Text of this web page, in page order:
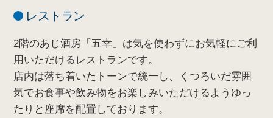
レストラン
2階のあじ酒房「五幸」は気を使わずにお気軽にご利
用いただけるレストランです。
店内は落ち着いたトーンで統一し、くつろいだ雰囲
気でお食事や飲み物をお楽しみいただけるようゆっ
たりと座席を配置しております。